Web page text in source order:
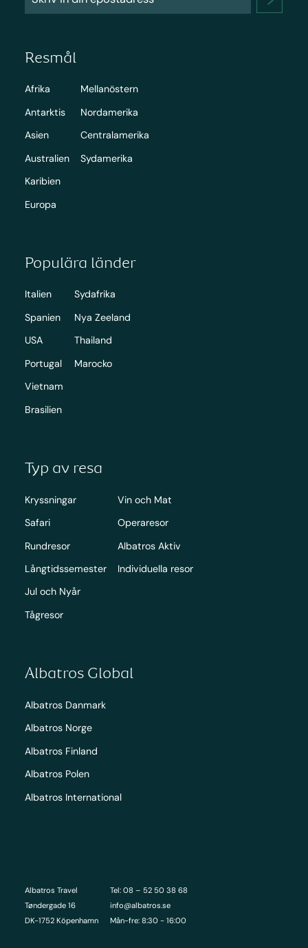
Resmål
Afrika
Antarktis
Asien
Australien
Karibien
Europa
Mellanöstern
Nordamerika
Centralamerika
Sydamerika
Populära länder
Italien
Spanien
USA
Portugal
Vietnam
Brasilien
Sydafrika
Nya Zeeland
Thailand
Marocko
Albatros Travel
Tøndergade 16
DK-1752 Köpenhamn
Tel: 08 – 52 50 38 68
info@albatros.se
Mån-fre: 8:30 - 16:00
Typ av resa
Kryssningar
Safari
Rundresor
Långtidssemester
Jul och Nyår
Tågresor
Vin och Mat
Operaresor
Albatros Aktiv
Individuella resor
Albatros Global
Albatros Danmark
Albatros Norge
Albatros Finland
Albatros Polen
Albatros International